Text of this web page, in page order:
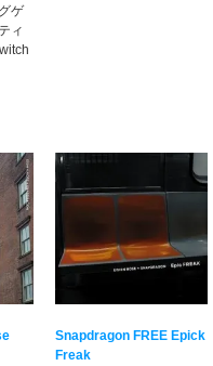
ゲ
ィ
Snapdragon FREE Epick
Freak